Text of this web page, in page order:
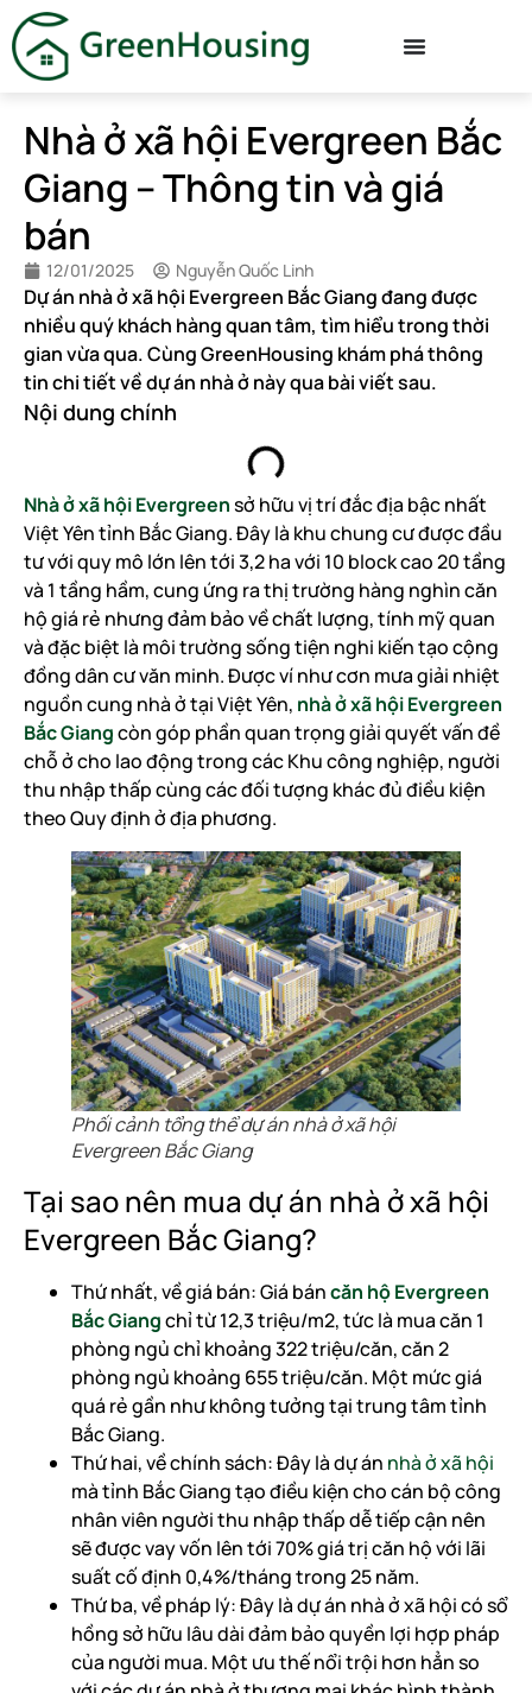
Nhà ở xã hội Evergreen Bắc
Giang – Thông tin và giá
bán
12/01/2025 Nguyễn Quốc Linh
Dự án nhà ở xã hội Evergreen Bắc Giang đang được
nhiều quý khách hàng quan tâm, tìm hiểu trong thời
gian vừa qua. Cùng GreenHousing khám phá thông
tin chi tiết về dự án nhà ở này qua bài viết sau.
Nội dung chính
Nhà ở xã hội Evergreensở hữu vị trí đắc địa bậc nhất
Việt Yên tỉnh Bắc Giang. Đây là khu chung cư được đầu
tư với quy mô lớn lên tới 3,2 ha với 10 block cao 20 tầng
và 1 tầng hầm, cung ứng ra thị trường hàng nghìn căn
hộ giá rẻ nhưng đảm bảo về chất lượng, tính mỹ quan
và đặc biệt là môi trường sống tiện nghi kiến tạo cộng
đồng dân cư văn minh. Được ví như cơn mưa giải nhiệt
nguồn cung nhà ở tại Việt Yên, nhà ở xã hội Evergreen
Bắc Giangcòn góp phần quan trọng giải quyết vấn đề
chỗ ở cho lao động trong các Khu công nghiệp, người
thu nhập thấp cùng các đối tượng khác đủ điều kiện
theo Quy định ở địa phương.
Phối cảnh tổng thể dự án nhà ở xã hội
Evergreen Bắc Giang
Tại sao nên mua dự án nhà ở xã hội
Evergreen Bắc Giang?
Thứ nhất, về giá bán: Giá báncăn hộ Evergreen
Bắc Giangchỉ từ 12,3 triệu/m2, tức là mua căn 1
phòng ngủ chỉ khoảng 322 triệu/căn, căn 2
phòng ngủ khoảng 655 triệu/căn. Một mức giá
quá rẻ gần như không tưởng tại trung tâm tỉnh
Bắc Giang.
Thứ hai, về chính sách: Đây là dự án nhà ở xã hội
mà tỉnh Bắc Giang tạo điều kiện cho cán bộ công
nhân viên người thu nhập thấp dễ tiếp cận nên
sẽ được vay vốn lên tới 70% giá trị căn hộ với lãi
suất cố định 0,4%/tháng trong 25 năm.
Thứ ba, về pháp lý: Đây là dự án nhà ở xã hội có sổ
hồng sở hữu lâu dài đảm bảo quyền lợi hợp pháp
của người mua. Một ưu thế nổi trội hơn hẳn so